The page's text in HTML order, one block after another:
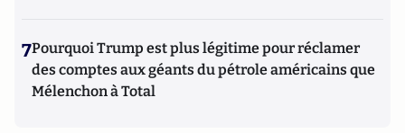
7Pourquoi Trump est plus légitime pour réclamer
des comptes aux géants du pétrole américains que
Mélenchon à Total